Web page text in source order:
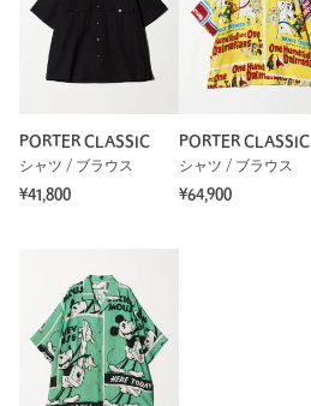
PORTER CLASSIC
シャツ / ブラウス
¥41,800
PORTER CLASSIC
シャツ / ブラウス
¥64,900